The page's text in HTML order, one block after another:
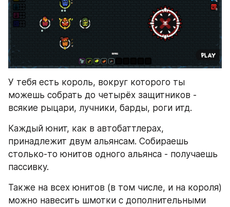
У тебя есть король, вокруг которого ты
можешь собрать до четырёх защитников -
всякие рыцари, лучники, барды, роги итд.
Каждый юнит, как в автобаттлерах,
принадлежит двум альянсам. Собираешь
столько-то юнитов одного альянса - получаешь
пассивку.
Также на всех юнитов (в том числе, и на короля)
можно навесить шмотки с дополнительными